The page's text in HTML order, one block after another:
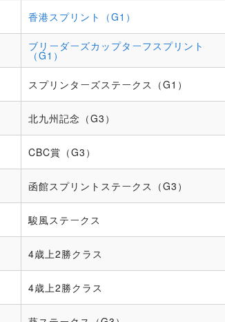
香港スプリント（G1）
ブリーダーズカップターフスプリント
（G1）
スプリンターズステークス（G1）
北九州記念（G3）
CBC賞（G3）
函館スプリントステークス（G3）
駿風ステークス
4歳上2勝クラス
4歳上2勝クラス